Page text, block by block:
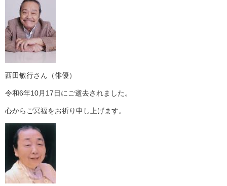
西田敏行さん（俳優）
令和6年10月17日にご逝去されました。
心からご冥福をお祈り申し上げます。